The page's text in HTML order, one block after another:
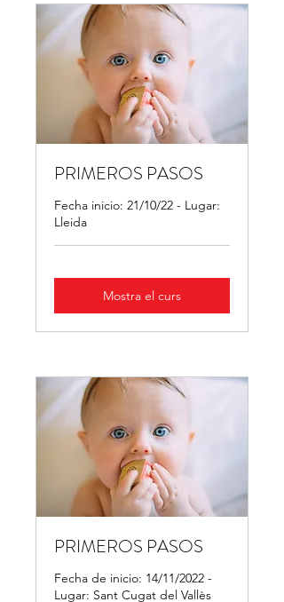
PRIMEROS PASOS
Fecha inicio: 21/10/22 - Lugar:
Lleida
Mostra el curs
PRIMEROS PASOS
Fecha de inicio: 14/11/2022 -
Lugar: Sant Cugat del Vallès